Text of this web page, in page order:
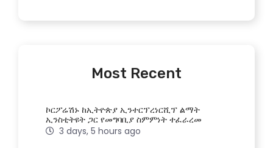
Most Recent
ኮርፖሬሽኑ ከኢትዮጵያ ኢንተርፕረነርሺፕ ልማት
ኢንስቲትዩት ጋር የመግባቢያ ስምምነት ተፈራረመ
3 days, 5 hours ago